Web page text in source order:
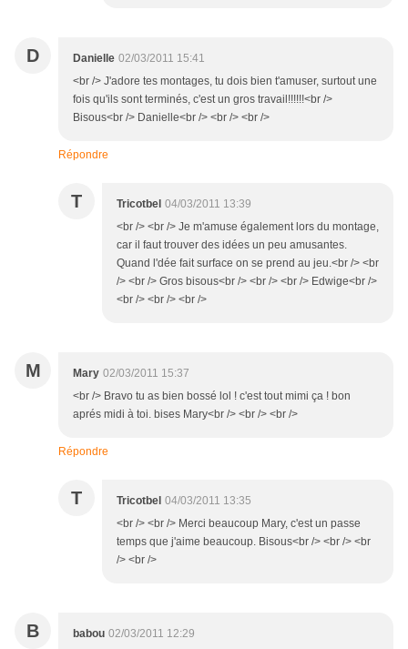
D Danielle 02/03/2011 15:41
<br /> J'adore tes montages, tu dois bien t'amuser, surtout une
fois qu'ils sont terminés, c'est un gros travail!!!!!!<br />
Bisous<br /> Danielle<br /> <br /> <br />
Répondre
T Tricotbel 04/03/2011 13:39
<br /> <br /> Je m'amuse également lors du montage,
car il faut trouver des idées un peu amusantes.
Quand l'dée fait surface on se prend au jeu.<br /> <br
/> <br /> Gros bisous<br /> <br /> <br /> Edwige<br />
<br /> <br /> <br />
M Mary 02/03/2011 15:37
<br /> Bravo tu as bien bossé lol ! c'est tout mimi ça ! bon
aprés midi à toi. bises Mary<br /> <br /> <br />
Répondre
T Tricotbel 04/03/2011 13:35
<br /> <br /> Merci beaucoup Mary, c'est un passe
temps que j'aime beaucoup. Bisous<br /> <br /> <br
/> <br />
B babou 02/03/2011 12:29